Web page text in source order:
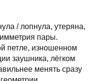
/ лопнула, утеряна,
пары.
петле, изношенном
заушника, лёгком
менять сразу